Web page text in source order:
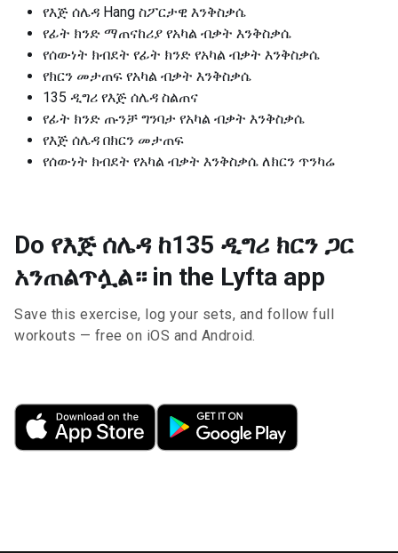
የእጅ ሰሌዳ Hang ስፖርታዊ እንቅስቃሴ
የፊት ክንድ ማጠናከሪያ የአካል ብቃት እንቅስቃሴ
የሰውነት ክብደት የፊት ክንድ የአካል ብቃት እንቅስቃሴ
የክርን መታጠፍ የአካል ብቃት እንቅስቃሴ
135 ዲግሪ የእጅ ሰሌዳ ስልጠና
የፊት ክንድ ጡንቻ ግንባታ የአካል ብቃት እንቅስቃሴ
የእጅ ሰሌዳ በክርን መታጠፍ
የሰውነት ክብደት የአካል ብቃት እንቅስቃሴ ለክርን ጥንካሬ
Do የእጅ ሰሌዳ ከ135 ዲግሪ ክርን ጋር
አንጠልጥሏል። in the Lyfta app
Save this exercise, log your sets, and follow full
workouts — free on iOS and Android.